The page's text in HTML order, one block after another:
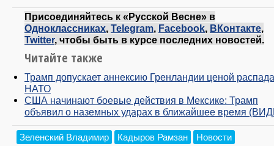
Присоединяйтесь к «Русской Весне» в
Одноклассниках, Telegram, Facebook, ВКонтакте,
Twitter, чтобы быть в курсе последних новостей.
Читайте также
Трамп допускает аннексию Гренландии ценой распада
НАТО
США начинают боевые действия в Мексике: Трамп
объявил о наземных ударах в ближайшее время
Зеленский Владимир Кадыров Рамзан
Новости